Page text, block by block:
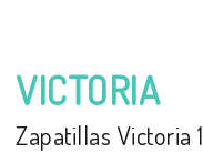
VICTORIA
Zapatillas Victoria